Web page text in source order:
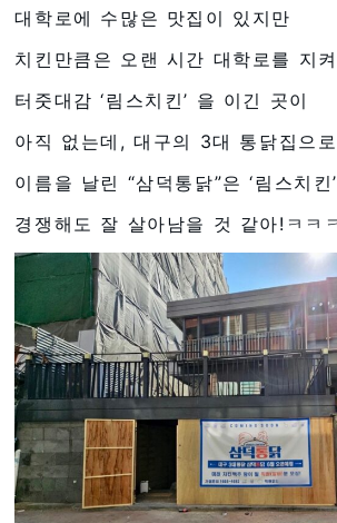
대학로에 수많은 맛집이 있지만
치킨만큼은 오랜 시간 대학로를 지
터줏대감 ‘림스치킨’ 을 이긴 곳이
아직 없는데, 대구의 3대 통닭집으로
이름을 날린 “삼덕통닭”은 ‘림스치킨
경쟁해도 잘 살아남을 것 같아!ㅋㅋ